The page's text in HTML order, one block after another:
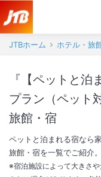
JTBホーム ホテル・旅
『【ペットと
プラン（ペット
旅館・宿
ペットと泊まれる宿なら
旅館・宿を一覧でご紹介
※宿泊施設によって大きさ